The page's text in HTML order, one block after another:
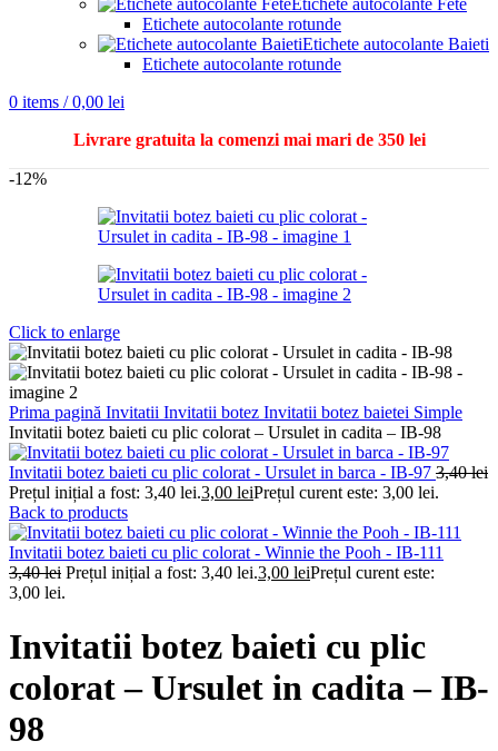
Etichete autocolante Fete
Etichete autocolante rotunde
Etichete autocolante Baieti
Etichete autocolante rotunde
0 items / 0,00 lei
Livrare gratuita la comenzi mai mari de 350 lei
-12%
Click to enlarge
Prima pagină Invitatii Invitatii botez Invitatii botez baietei Simple
Invitatii botez baieti cu plic colorat – Ursulet in cadita – IB-98
Invitatii botez baieti cu plic colorat - Ursulet in barca - IB-97 3,40lei
Prețul inițial a fost: 3,40 lei.3,00 leiPrețul curent este: 3,00 lei.
Back to products
Invitatii botez baieti cu plic colorat - Winnie the Pooh - IB-111
3,40lei Prețul inițial a fost: 3,40 lei.3,00 leiPrețul curent este:
3,00 lei.
Invitatii botez baieti cu plic
colorat – Ursulet in cadita – IB-
98